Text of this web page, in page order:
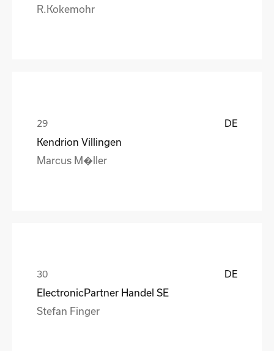
R.Kokemohr
DE
Kendrion Villingen
Marcus M�ller
DE
ElectronicPartner Handel SE
Stefan Finger